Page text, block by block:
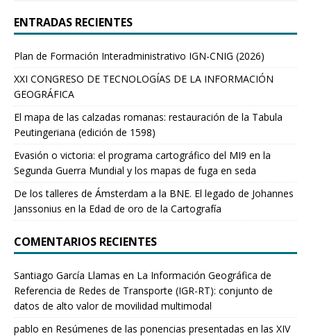
ENTRADAS RECIENTES
Plan de Formación Interadministrativo IGN-CNIG (2026)
XXI CONGRESO DE TECNOLOGÍAS DE LA INFORMACIÓN
GEOGRÁFICA
El mapa de las calzadas romanas: restauración de la Tabula
Peutingeriana (edición de 1598)
Evasión o victoria: el programa cartográfico del MI9 en la
Segunda Guerra Mundial y los mapas de fuga en seda
De los talleres de Ámsterdam a la BNE. El legado de Johannes
Janssonius en la Edad de oro de la Cartografía
COMENTARIOS RECIENTES
Santiago García Llamas en La Información Geográfica de
Referencia de Redes de Transporte (IGR-RT): conjunto de
datos de alto valor de movilidad multimodal
pablo en Resúmenes de las ponencias presentadas en las XIV